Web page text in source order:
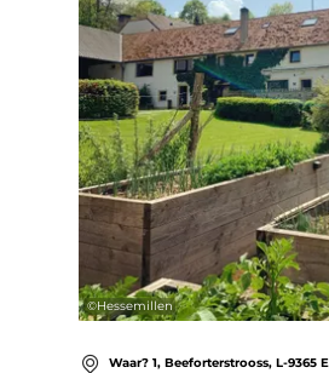
©Hessemillen
Waar? 1, Beeforterstrooss, L-9365